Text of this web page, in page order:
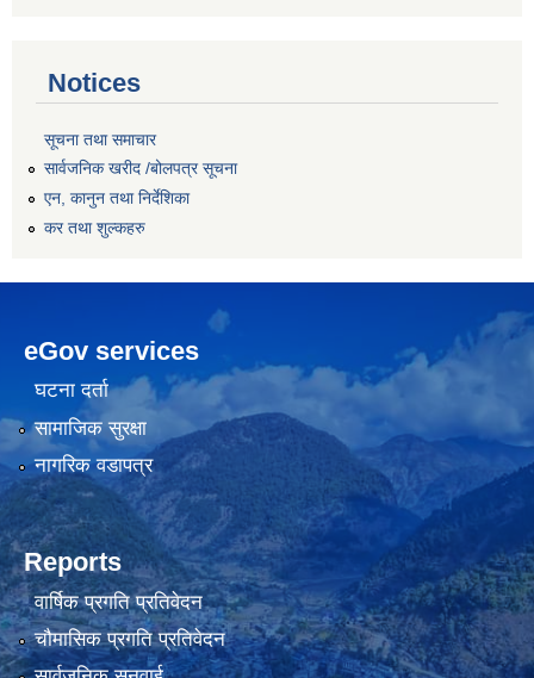
Notices
सूचना तथा समाचार
सार्वजनिक खरीद /बोलपत्र सूचना
एन, कानुन तथा निर्देशिका
कर तथा शुल्कहरु
eGov services
घटना दर्ता
सामाजिक सुरक्षा
नागरिक वडापत्र
Reports
वार्षिक प्रगति प्रतिवेदन
चौमासिक प्रगति प्रतिवेदन